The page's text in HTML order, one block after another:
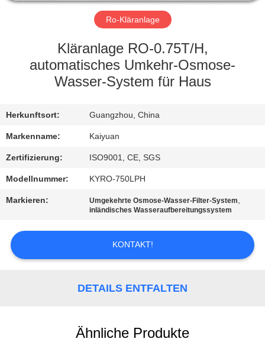
FABRIK-
QUALITÄTSKONTROLLE
SIE
MIT
UNS
IN
VERBINDUNG
FORDERN
SIE
COMPANY
Ro-Kläranlage
Kläranlage RO-0.75T/H,
automatisches Umkehr-Osmose-
Wasser-System für Haus
Herkunftsort: Guangzhou, China
Markenname: Kaiyuan
Zertifizierung: ISO9001, CE, SGS
Modellnummer: KYRO-750LPH
Markieren: Umgekehrte Osmose-Wasser-Filter-System,
inländisches Wasseraufbereitungssystem
KONTAKT!
DETAILS ENTFALTEN
Ähnliche Produkte